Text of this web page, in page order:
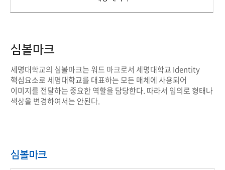
심볼마크
세명대학교의 심볼마크는 워드 마크로서 세명대학교 Identity
핵심요소로 세명대학교를 대표하는 모든 매체에 사용되어
이미지를 전달하는 중요한 역할을 담당한다. 따라서 임의로 형태나
색상을 변경하여서는 안된다.
심볼마크